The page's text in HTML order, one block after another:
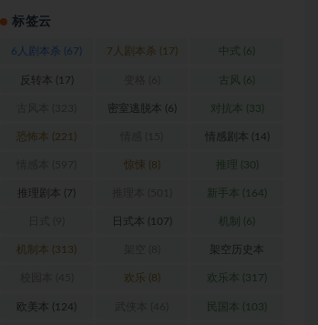
标签云
6人剧本杀 (67) 7人剧本杀 (17) 中式 (6)
反转本 (17) 古风 (6)
密室逃脱本 (6) 对抗本 (33)
恐怖本 (221) 情感剧本 (14)
惊悚 (8) 推理 (30)
推理剧本 (7) 新手本 (164)
日式本 (107) 机制 (6)
机制本 (313) 架空历史本
(102)
欢乐 (8) 欢乐本 (317)
欧美本 (124) 民国本 (103)